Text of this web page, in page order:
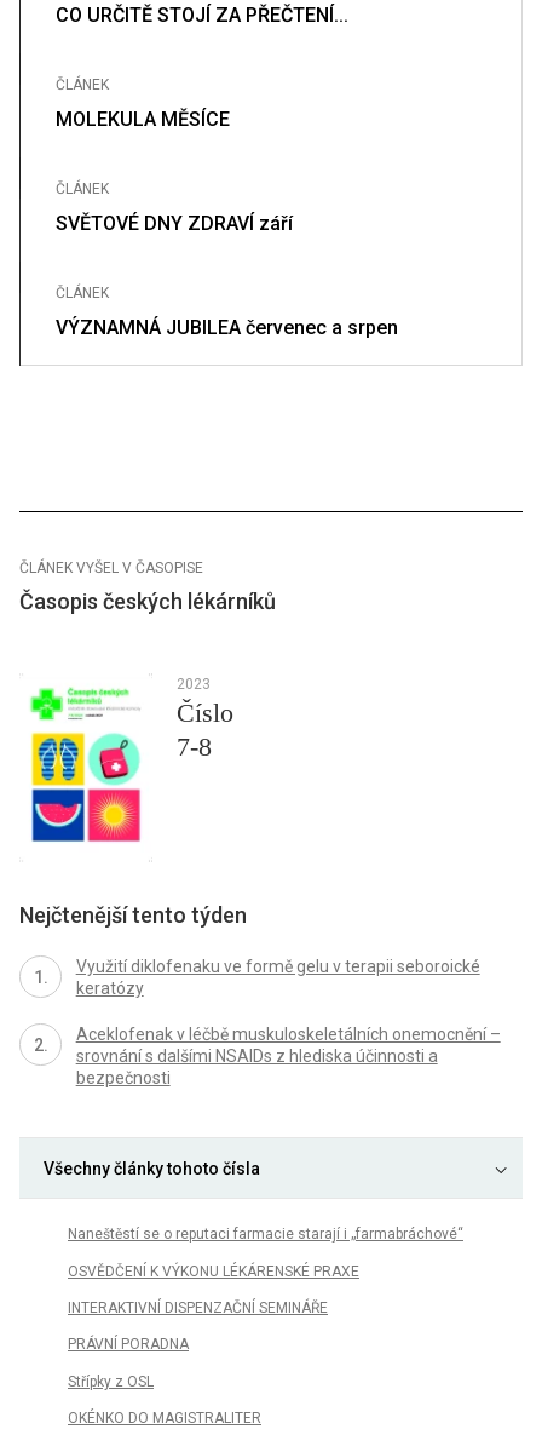
CO URČITĚ STOJÍ ZA PŘEČTENÍ...
ČLÁNEK
MOLEKULA MĚSÍCE
ČLÁNEK
SVĚTOVÉ DNY ZDRAVÍ září
ČLÁNEK
VÝZNAMNÁ JUBILEA červenec a srpen
ČLÁNEK VYŠEL V ČASOPISE
Časopis českých lékárníků
2023
Číslo
7-8
Nejčtenější tento týden
Využití diklofenaku ve formě gelu v terapii seboroické
keratózy
Aceklofenak v léčbě muskuloskeletálních onemocnění –
srovnání s dalšími NSAIDs z hlediska účinnosti a
bezpečnosti
Všechny články tohoto čísla
Naneštěstí se o reputaci farmacie starají i „farmabráchové“
OSVĚDČENÍ K VÝKONU LÉKÁRENSKÉ PRAXE
INTERAKTIVNÍ DISPENZAČNÍ SEMINÁŘE
PRÁVNÍ PORADNA
Střípky z OSL
OKÉNKO DO MAGISTRALITER